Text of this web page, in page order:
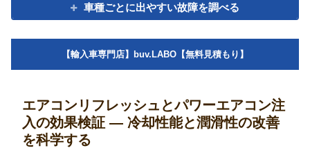
車種ごとに出やすい故障を調べる
【輸入車専門店】buv.LABO【無料見積もり】
エアコンリフレッシュとパワーエアコン注
入の効果検証 ― 冷却性能と潤滑性の改善
を科学する